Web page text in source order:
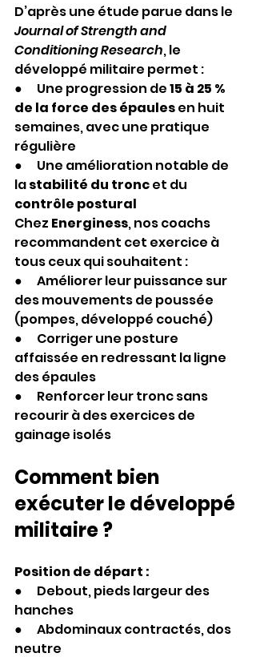
D’après une étude parue dans le
Journal of Strength and
Conditioning Research, le
développé militaire permet :
●      Une progression de 15 à 25 %
de la force des épaules en huit
semaines, avec une pratique
régulière
●      Une amélioration notable de
la stabilité du tronc et du
contrôle postural
Chez Energiness, nos coachs
recommandent cet exercice à
tous ceux qui souhaitent :
●      Améliorer leur puissance sur
des mouvements de poussée
(pompes, développé couché)
●      Corriger une posture
affaissée en redressant la ligne
des épaules
●      Renforcer leur tronc sans
recourir à des exercices de
gainage isolés
Comment bien
exécuter le développé
militaire ?
Position de départ :
●      Debout, pieds largeur des
hanches
●      Abdominaux contractés, dos
neutre